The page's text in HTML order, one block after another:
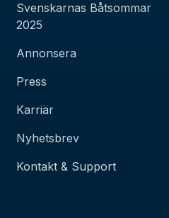
Svenskarnas Båtsommar
2025
Annonsera
Press
Karriär
Nyhetsbrev
Kontakt & Support